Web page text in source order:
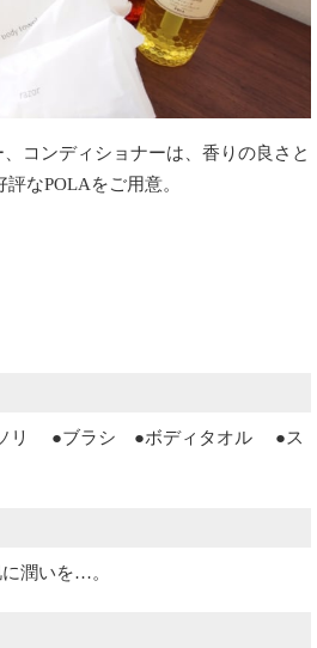
コンディショナーは、香りの良さと
なPOLAをご用意。
リ ●ブラシ ●ボディタオル ●ス
潤いを…。